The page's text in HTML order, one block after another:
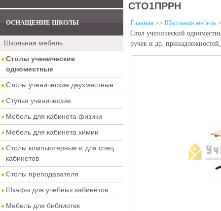
ОСНАЩЕНИЕ ШКОЛЫ
Школьная мебель
Столы ученические
одноместные
Столы ученические двухместные
Стулья ученические
Мебель для кабинета физики
Мебель для кабинета химии
Столы компьютерные и для спец
кабинетов
Столы преподавателя
Шкафы для учебных кабинетов
Мебель для библиотек
СТО1ПРРН
Главная
Школьная мебель
Стол ученический
ручек и др.